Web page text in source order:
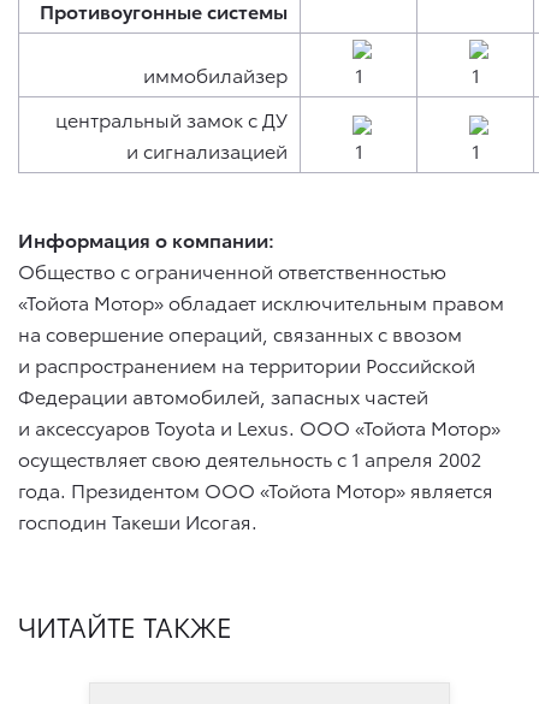
Противоугонные системы
иммобилайзер
центральный замок с ДУ
и сигнализацией
Информация о компании:
Общество с ограниченной ответственностью
«Тойота Мотор» обладает исключительным правом
на совершение операций, связанных с ввозом
и распространением на территории Российской
Федерации автомобилей, запасных частей
и аксессуаров Toyota и Lexus. ООО «Тойота Мотор»
осуществляет свою деятельность с 1 апреля 2002
года. Президентом ООО «Тойота Мотор» является
господин Такеши Исогая.
ЧИТАЙТЕ ТАКЖЕ